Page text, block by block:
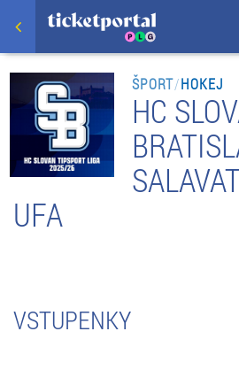
ŠPORT/HOKEJ
HC
UFA
VSTUPENKY